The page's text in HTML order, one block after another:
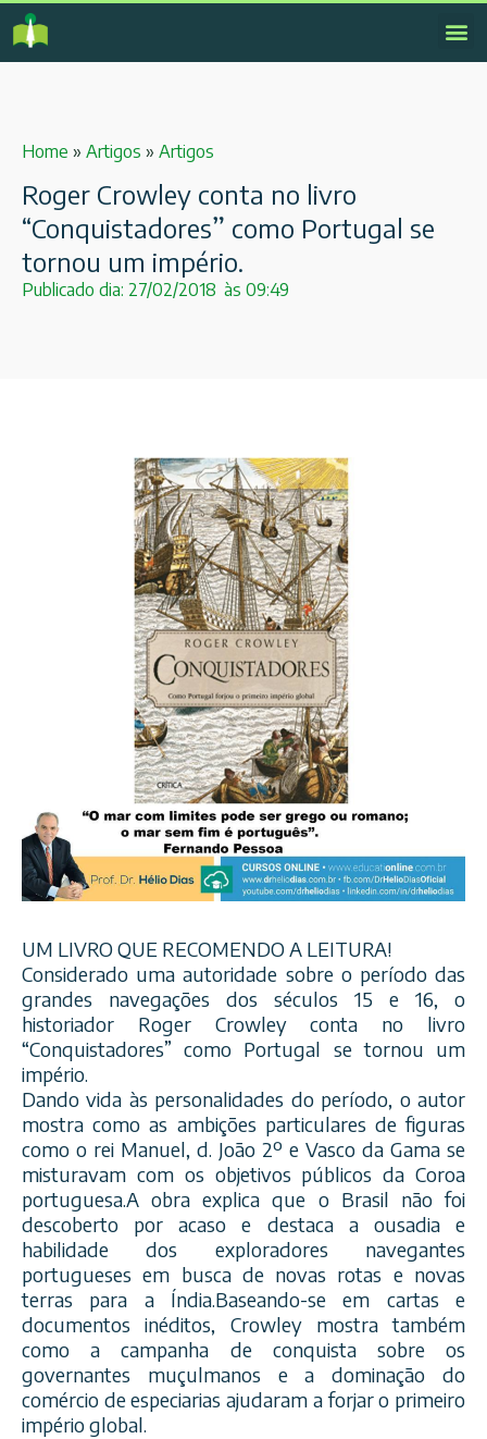
Home » Artigos » Artigos
Roger Crowley conta no livro
“Conquistadores” como Portugal se
tornou um império.
Publicado dia: 27/02/2018 às 09:49
UM LIVRO QUE RECOMENDO A LEITURA!
Considerado uma autoridade sobre o período das
grandes navegações dos séculos 15 e 16, o
historiador Roger Crowley conta no livro
“Conquistadores” como Portugal se tornou um
império.
Dando vida às personalidades do período, o autor
mostra como as ambições particulares de figuras
como o rei Manuel, d. João 2º e Vasco da Gama se
misturavam com os objetivos públicos da Coroa
portuguesa.A obra explica que o Brasil não foi
descoberto por acaso e destaca a ousadia e
habilidade dos exploradores navegantes
portugueses em busca de novas rotas e novas
terras para a Índia.Baseando-se em cartas e
documentos inéditos, Crowley mostra também
como a campanha de conquista sobre os
governantes muçulmanos e a dominação do
comércio de especiarias ajudaram a forjar o primeiro
império global.